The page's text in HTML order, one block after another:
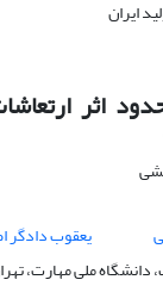
اثر
یعقوب دادگر
ملی مهارت،